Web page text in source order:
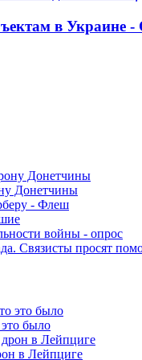
в Украине
Донетчины
- Флеш
войны - опрос
Связисты просят
было
в Лейпциге